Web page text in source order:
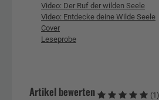
Video: Der Ruf der wilden Seele
Video: Entdecke deine Wilde Seele
Cover
Leseprobe
Artikel bewerten (1)